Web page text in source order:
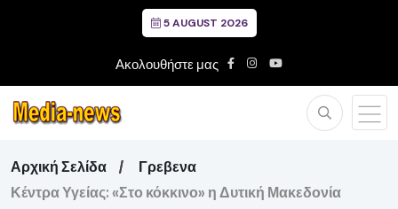
5 AUGUST 2026
Ακολουθήστε μας
Αρχική Σελίδα
Γρεβενα
Κέντρα Υγείας: «Στο κόκκινο» η Δυτική Μακεδονία